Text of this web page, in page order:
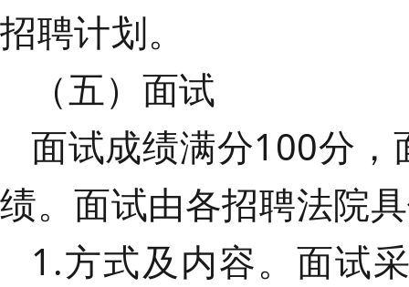
招聘计划。
（五）面试
面试成绩满分100分，
绩。面试由各招聘法院
1.方式及内容。面试